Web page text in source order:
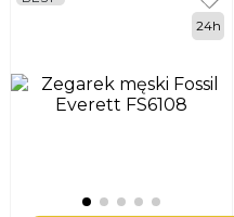
24h